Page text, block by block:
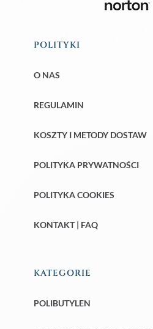
POLITYKI
O NAS
REGULAMIN
KOSZTY I METODY DOSTAW
POLITYKA PRYWATNOŚCI
POLITYKA COOKIES
KONTAKT | FAQ
KATEGORIE
POLIBUTYLEN